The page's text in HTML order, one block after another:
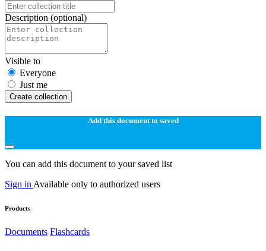
Description (optional)
Visible to
Everyone
Just me
Create collection
Add this document to saved
You can add this document to your saved list
Sign in Available only to authorized users
Products
Documents Flashcards